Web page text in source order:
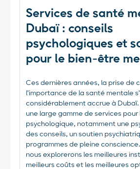
Services de santé
Dubaï : conseils
psychologiques et
pour le bien-être
Ces dernières années, la prise de
l'importance de la santé mentale
considérablement accrue à Dubaï.
une large gamme de services
psychologique, notamment une
des conseils, un soutien
programmes de pleine
nous explorerons les meilleures
meilleurs coûts et les meilleures